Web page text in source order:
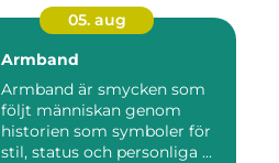
05. aug
Armband
Armband är smycken som
följt människan genom
historien som symboler för
stil, status och personliga ...